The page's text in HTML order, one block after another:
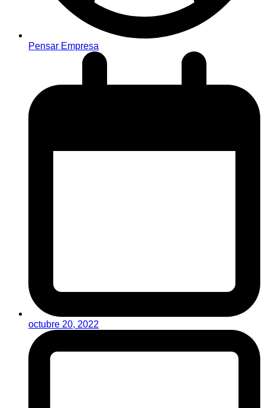
Pensar Empresa
octubre 20, 2022